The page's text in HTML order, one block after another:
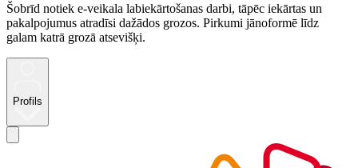
Šobrīd notiek e-veikala labiekārtošanas darbi, tāpēc iekārtas un
pakalpojumus atradīsi dažādos grozos. Pirkumi jānoformē līdz
galam katrā grozā atsevišķi.
Profils